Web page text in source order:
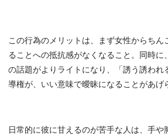
この行為のメリットは、まず女性からちん
ることへの抵抗感がなくなること。同時に
の話題がよりライトになり、「誘う誘われ
導権が、いい意味で曖昧になることがあげ
日常的に彼に甘えるのが苦手な人は、手や